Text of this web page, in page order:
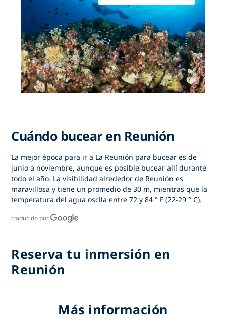
Cuándo bucear en Reunión
La mejor época para ir a La Reunión para bucear es de
junio a noviembre, aunque es posible bucear allí durante
todo el año. La visibilidad alrededor de Reunión es
maravillosa y tiene un promedio de 30 m, mientras que la
temperatura del agua oscila entre 72 y 84 ° F (22-29 ° C).
traducido por
Reserva tu inmersión en
Reunión
Más información